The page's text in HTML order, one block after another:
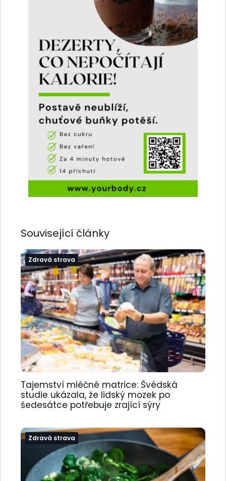
Související články
Zdravá strava
Tajemství mléčné matrice: Švédská
studie ukázala, že lidský mozek po
šedesátce potřebuje zrající sýry
Zdravá strava